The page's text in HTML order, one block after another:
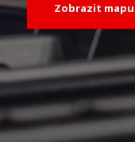
Zobrazit mapu